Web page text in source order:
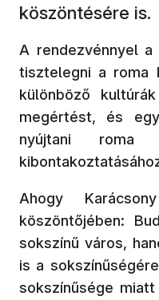
köszöntésére is.
A rendezvénnyel
tisztelegni a roma
különböző
megértést, és
nyújtani roma
Ahogy
köszöntőjében:
sokszínű város,
is a
sokszínűsége